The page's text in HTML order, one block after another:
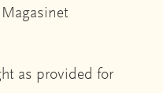
as provided for